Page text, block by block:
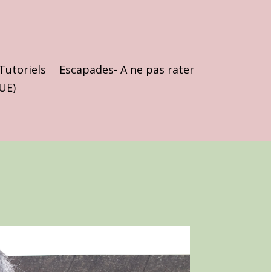
Escapades- A ne pas rater